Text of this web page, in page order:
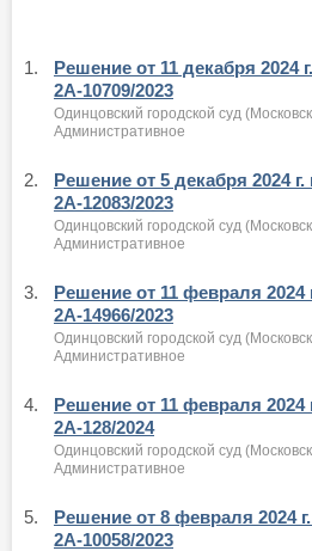
1.
Решение от 11 декабря 2024
2А-10709/2023
Одинцовский городской суд
Административное
2.
Решение от 5 декабря 2024
2А-12083/2023
Одинцовский городской суд
Административное
3.
Решение от 11 февраля
2А-14966/2023
Одинцовский городской суд
Административное
4.
Решение от 11 февраля
2А-128/2024
Одинцовский городской суд
Административное
5.
Решение от 8 февраля 2024
2А-10058/2023